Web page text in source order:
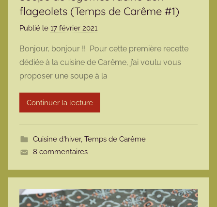
flageolets (Temps de Carême #1)
Publié le 17 février 2021
r
m
a
r
t
Bonjour, bonjour !! Pour cette première recette
dédiée à la cuisine de Carême, j’ai voulu vous
proposer une soupe à la
Continuer la lecture
Cuisine d'hiver, Temps de Carême
8 commentaires